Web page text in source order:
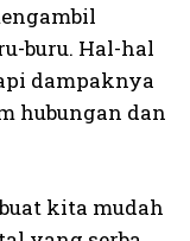
buru. Hal-hal
dampaknya
hubungan dan
kita mudah